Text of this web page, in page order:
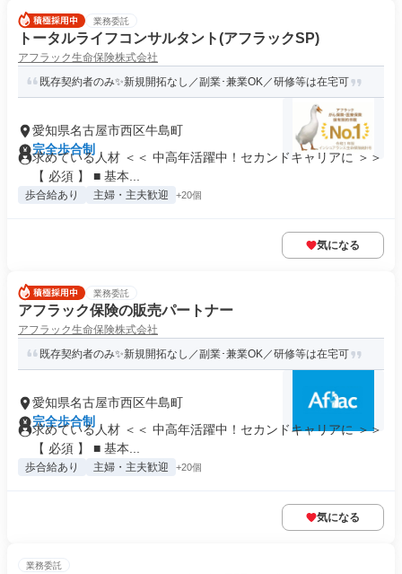
業務委託
トータルライフコンサルタント(アフラックSP)
アフラック生命保険株式会社
既存契約者のみ✨新規開拓なし／副業･兼業OK／研修等は在宅可
愛知県名古屋市西区牛島町
完全歩合制
求めている人材 ＜＜ 中高年活躍中！セカンドキャリアに ＞＞
【 必須 】 ■ 基本...
歩合給あり 主婦・主夫歓迎 +20個
気になる
業務委託
アフラック保険の販売パートナー
アフラック生命保険株式会社
既存契約者のみ✨新規開拓なし／副業･兼業OK／研修等は在宅可
愛知県名古屋市西区牛島町
完全歩合制
求めている人材 ＜＜ 中高年活躍中！セカンドキャリアに ＞＞
【 必須 】 ■ 基本...
歩合給あり 主婦・主夫歓迎 +20個
気になる
業務委託